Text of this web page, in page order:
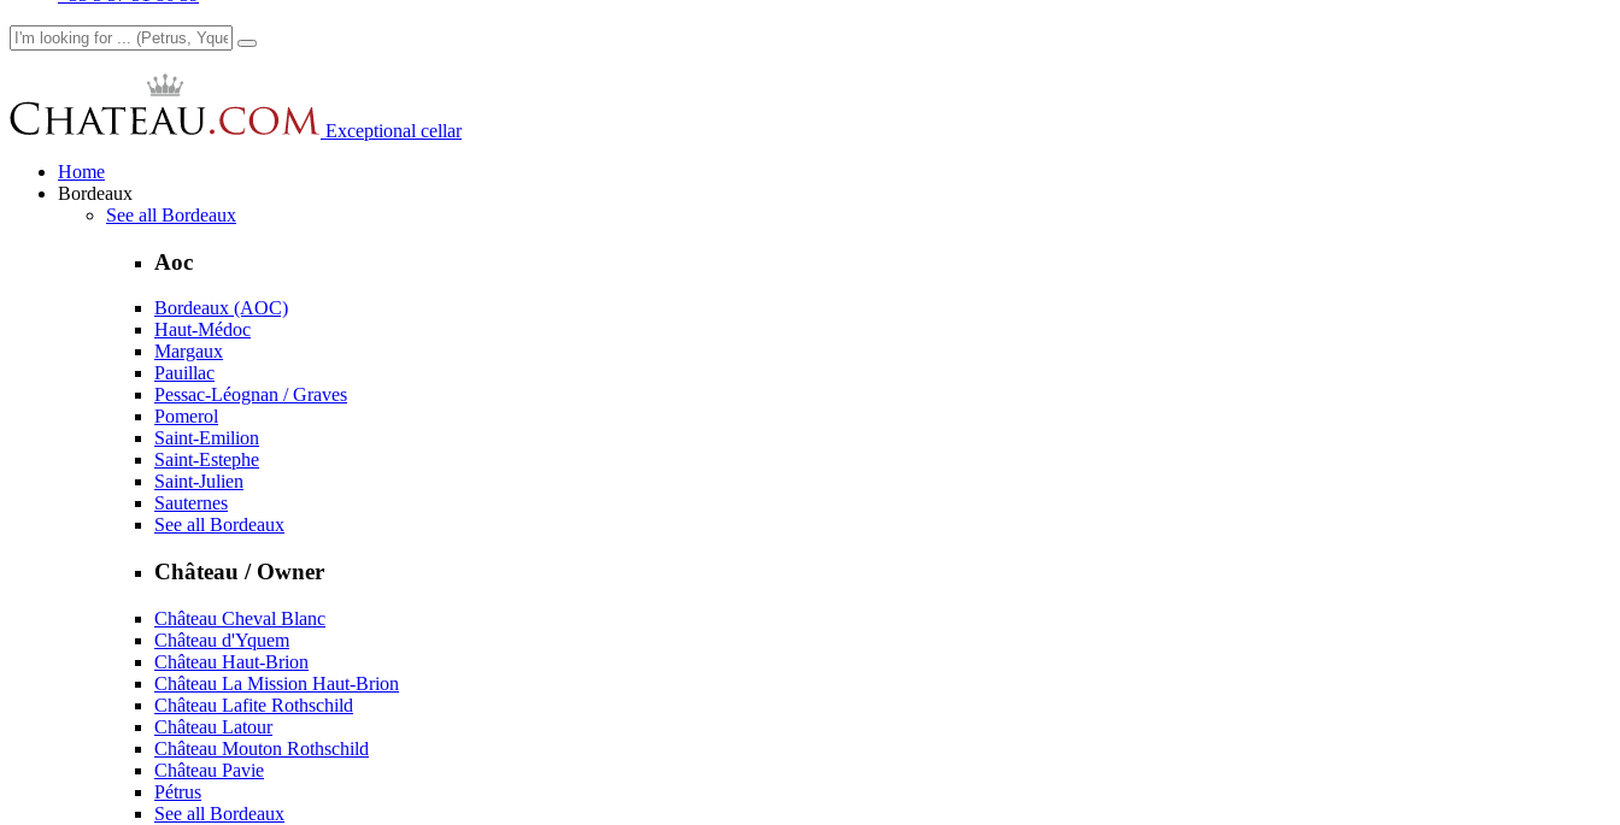
Exceptional cellar
Home
Bordeaux
See all Bordeaux
Aoc
Bordeaux (AOC)
Haut-Médoc
Margaux
Pauillac
Pessac-Léognan / Graves
Pomerol
Saint-Emilion
Saint-Estephe
Saint-Julien
Sauternes
See all Bordeaux
Château / Owner
Château Cheval Blanc
Château d'Yquem
Château Haut-Brion
Château La Mission Haut-Brion
Château Lafite Rothschild
Château Latour
Château Mouton Rothschild
Château Pavie
Pétrus
See all Bordeaux